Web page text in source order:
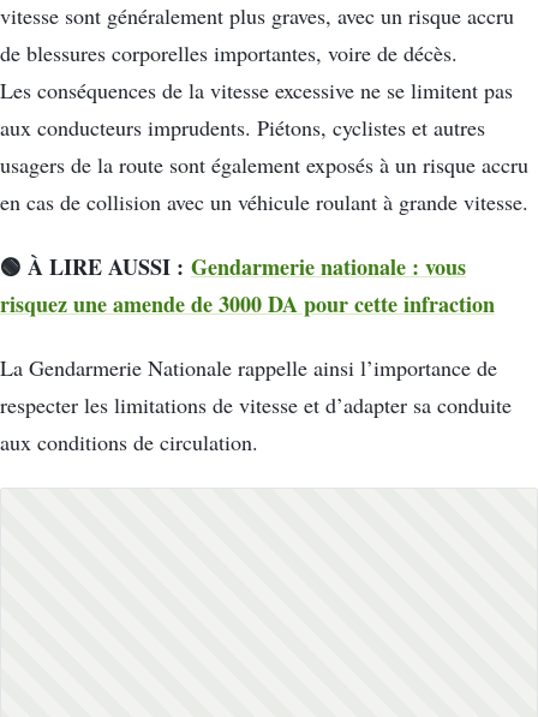
vitesse sont généralement plus graves, avec un risque accru
de blessures corporelles importantes, voire de décès.
Les conséquences de la vitesse excessive ne se limitent pas
aux conducteurs imprudents. Piétons, cyclistes et autres
usagers de la route sont également exposés à un risque accru
en cas de collision avec un véhicule roulant à grande vitesse.
🟢 À LIRE AUSSI : Gendarmerie nationale : vous
risquez une amende de 3000 DA pour cette infraction
La Gendarmerie Nationale rappelle ainsi l’importance de
respecter les limitations de vitesse et d’adapter sa conduite
aux conditions de circulation.